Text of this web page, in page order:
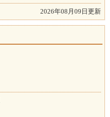
2026年08月09日更新